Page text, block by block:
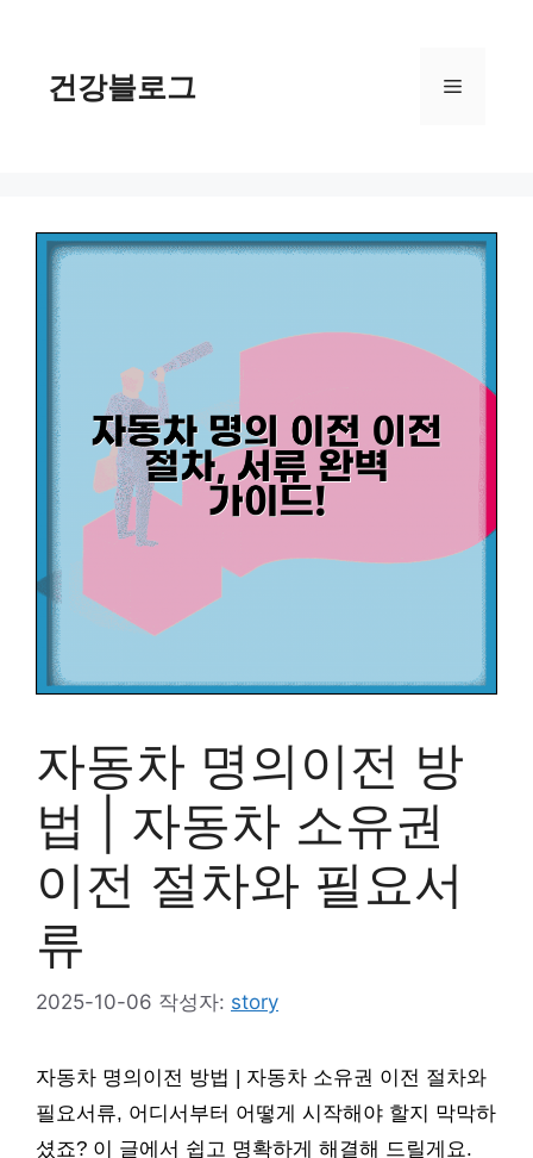
건강블로그 메
자동차 명의이전 방
법 | 자동차 소유권
이전 절차와 필요서
류
2025-10-06 작성자: story
자동차 명의이전 방법 | 자동차 소유권 이전 절차와
필요서류, 어디서부터 어떻게 시작해야 할지 막막하
셨죠? 이 글에서 쉽고 명확하게 해결해 드릴게요.